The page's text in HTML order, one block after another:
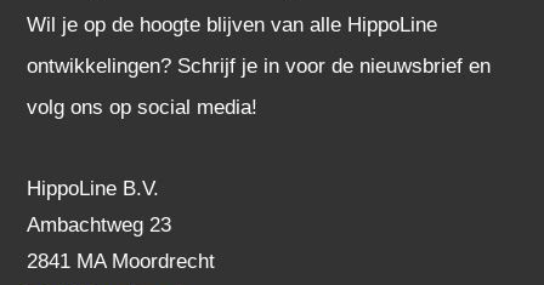
Wil je op de hoogte blijven van alle HippoLine
ontwikkelingen? Schrijf je in voor de nieuwsbrief en
volg ons op social media!
HippoLine B.V.
Ambachtweg 23
2841 MA Moordrecht